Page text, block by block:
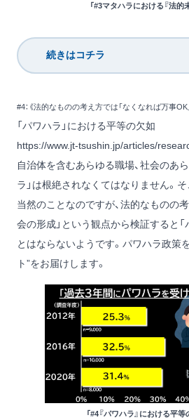
「#3マタハラにおける『法的
続きはコチラ
#4：《法的なものの考え方では「なくなれば万事
「パワハラ」における平等の欠如
https://www.jt-tsushin.jp/articles/
自治体を含むあらゆる職場、社会のあ
ラ」は根絶されなくてはなりません。
当然のことなのですが、法的なものの
会の形成」という観点から検証すると「
とはならないようです。パワハラ政策
ト”をお届けします。
「#4『パワハラ』における平等